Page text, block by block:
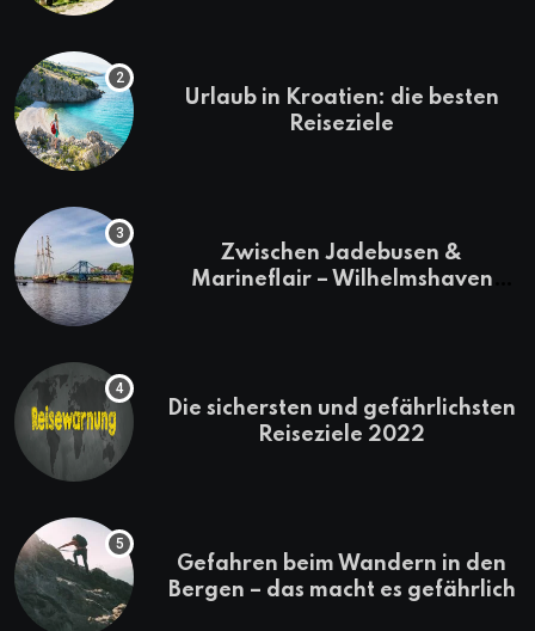
Urlaub in Kroatien: die besten
Reiseziele
Zwischen Jadebusen &
Marineflair – Wilhelmshaven
Die sichersten und gefährlichsten
Reiseziele 2022
Gefahren beim Wandern in den
Bergen – das macht es gefährlich